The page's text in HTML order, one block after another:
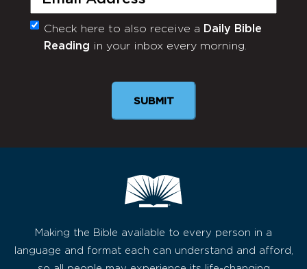
Monthly
Newsletter
Check here to also receive a Daily Bible
Reading in your inbox every morning.
Making the Bible available to every person in a
language and format each can understand and afford,